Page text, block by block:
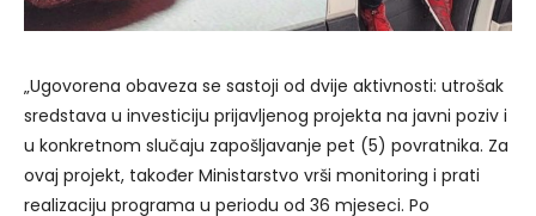
„Ugovorena obaveza se sastoji od dvije aktivnosti: utrošak
sredstava u investiciju prijavljenog projekta na javni poziv i
u konkretnom slučaju zapošljavanje pet (5) povratnika. Za
ovaj projekt, također Ministarstvo vrši monitoring i prati
realizaciju programa u periodu od 36 mjeseci. Po